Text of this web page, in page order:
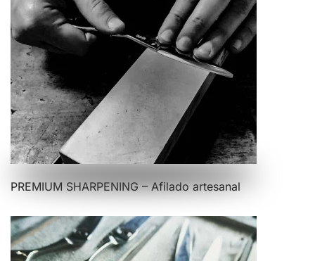
PREMIUM SHARPENING – Afilado artesanal